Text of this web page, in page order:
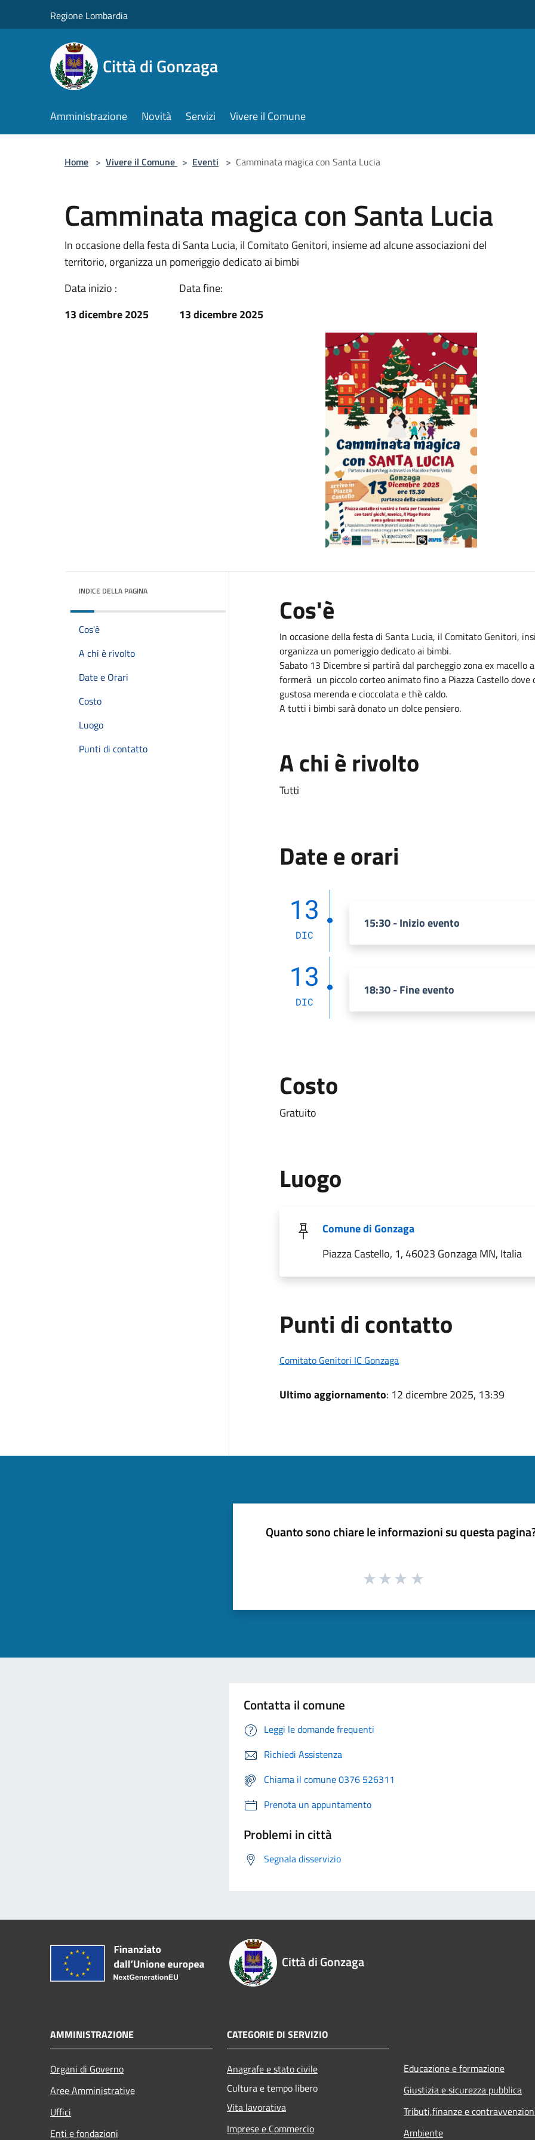
Regione Lombardia
Città di Gonzaga
Amministrazione Novità Servizi Vivere il Comune
Home > Vivere il Comune > Eventi > Camminata magica con Santa Lucia
Camminata magica con Santa Lucia
In occasione della festa di Santa Lucia, il Comitato Genitori, insieme ad alcune associazioni del
territorio, organizza un pomeriggio dedicato ai bimbi
Data inizio :
13 dicembre 2025
Data fine:
13 dicembre 2025
INDICE DELLA PAGINA
Cos'è
A chi è rivolto
Date e Orari
Costo
Luogo
Punti di contatto
Cos'è
In occasione della festa di Santa Lucia, il Comitato Genitori,
organizza un pomeriggio dedicato ai bimbi.
Sabato 13 Dicembre si partirà dal parcheggio zona ex macello
formerà un piccolo corteo animato fino a Piazza Castello
gustosa merenda e cioccolata e thè caldo.
A tutti i bimbi sarà donato un dolce pensiero.
A chi è rivolto
Tutti
Date e orari
13
DIC
15:30 - Inizio evento
13
DIC
18:30 - Fine evento
Costo
Gratuito
Luogo
Comune di Gonzaga
Piazza Castello, 1, 46023 Gonzaga MN, Italia
Punti di contatto
Comitato Genitori IC Gonzaga
Ultimo aggiornamento: 12 dicembre 2025, 13:39
Quanto sono chiare le informazioni su questa
Contatta il comune
Leggi le domande frequenti
Richiedi Assistenza
Chiama il comune 0376 526311
Prenota un appuntamento
Problemi in città
Segnala disservizio
Città di Gonzaga
AMMINISTRAZIONE
Organi di Governo
Aree Amministrative
Uffici
Enti e fondazioni
CATEGORIE DI SERVIZIO
Anagrafe e stato civile
Cultura e tempo libero
Vita lavorativa
Imprese e Commercio
Educazione e formazione
Giustizia e sicurezza pubblica
Tributi,finanze e
Ambiente